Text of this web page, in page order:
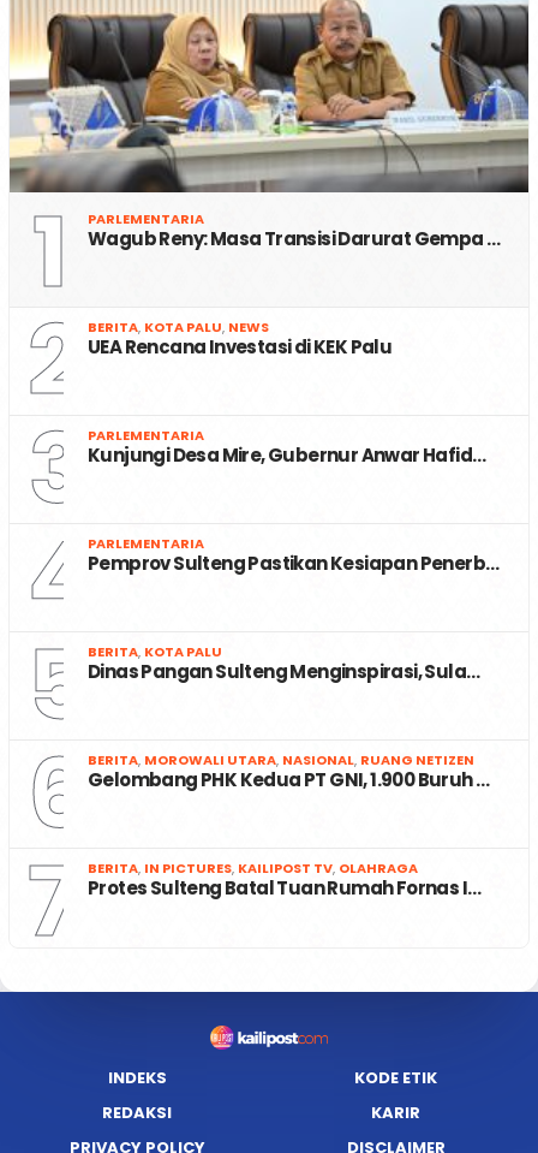
1 PARLEMENTARIA
Wagub Reny: Masa Transisi Darurat Gempa …
2 BERITA, KOTA PALU, NEWS
UEA Rencana Investasi di KEK Palu
3 PARLEMENTARIA
Kunjungi Desa Mire, Gubernur Anwar Hafid…
4 PARLEMENTARIA
Pemprov Sulteng Pastikan Kesiapan Penerb…
5 BERITA, KOTA PALU
Dinas Pangan Sulteng Menginspirasi, Sula…
6 BERITA, MOROWALI UTARA, NASIONAL, RUANG NETIZEN
Gelombang PHK Kedua PT GNI, 1.900 Buruh …
7 BERITA, IN PICTURES, KAILIPOST TV, OLAHRAGA
Protes Sulteng Batal Tuan Rumah Fornas I…
INDEKS
KODE ETIK
REDAKSI
KARIR
PRIVACY POLICY
DISCLAIMER